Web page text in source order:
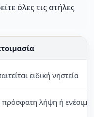
όλες τις στήλες
ειδική νηστεία
λήψη ή ενέσιμη